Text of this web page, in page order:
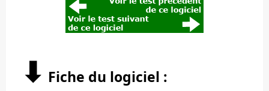
⬇︎ Fiche du logiciel :